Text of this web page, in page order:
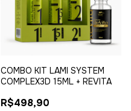
COMBO KIT LAMI SYSTEM
COMPLEX3D 15ML + REVITA
R$498,90